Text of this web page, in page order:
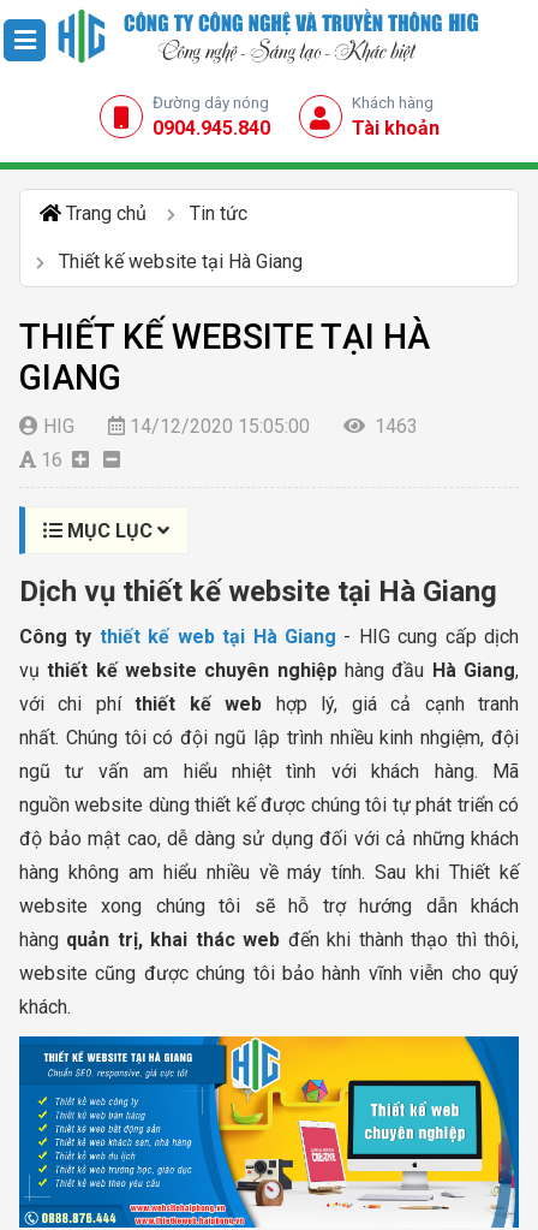
Đường dây nóng
0904.945.840
Khách hàng
Tài khoản
Trang chủ Tin tức
Thiết kế website tại Hà Giang
THIẾT KẾ WEBSITE TẠI HÀ
GIANG
HIG 14/12/2020 15:05:00
1463
16
MỤC LỤC
Dịch vụ thiết kế website tại Hà Giang
Công ty thiết kế web tại Hà Giang - HIG cung cấp dịch
vụthiết kế website chuyên nghiệphàng đầu Hà Giang,
với chi phíthiết kế web hợp lý, giá cả cạnh tranh
nhất. Chúng tôi có đội ngũ lập trình nhiều kinh nhgiệm, đội
ngũ tư vấn am hiểu nhiệt tình với khách hàng. Mã
nguồn website dùng thiết kế được chúng tôi tự phát triển có
độ bảo mật cao, dễ dàng sử dụng đối với cả những khách
hàng không am hiểu nhiều về máy tính. Sau khi Thiết kế
website xong chúng tôi sẽ hỗ trợ hướng dẫn khách
hàng quản trị, khai thác web đến khi thành thạo thì thôi,
website cũng được chúng tôi bảo hành vĩnh viễn cho quý
khách.